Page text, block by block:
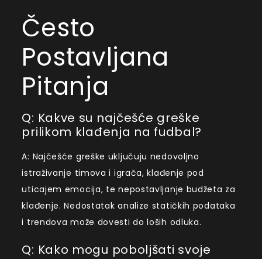
Često
Postavljana
Pitanja
Q: Kakve su najčešće greške
prilikom klađenja na fudbal?
A: Najčešće greške uključuju nedovoljno
istraživanje timova i igrača, klađenje pod
uticajem emocija, te nepostavljanje budžeta za
klađenje. Nedostatak analize statičkih podataka
i trendova može dovesti do loših odluka.
Q: Kako mogu poboljšati svoje